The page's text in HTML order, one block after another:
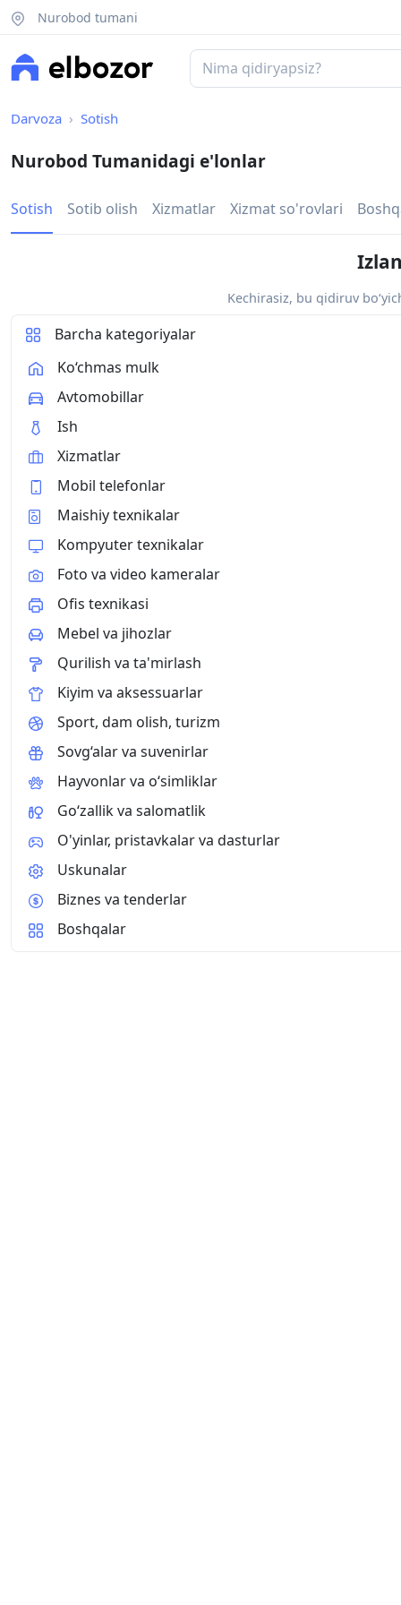
Nurobod tumani
Darvoza Sotish
Nurobod Tumanidagi e'lonlar
Sotish Sotib olish Xizmatlar Xizmat so'rovlari
Kechirasiz, bu qidiruv
Barcha kategoriyalar
Ko‘chmas mulk
Avtomobillar
Ish
Xizmatlar
Mobil telefonlar
Maishiy texnikalar
Kompyuter texnikalar
Foto va video kameralar
Ofis texnikasi
Mebel va jihozlar
Qurilish va ta'mirlash
Kiyim va aksessuarlar
Sport, dam olish, turizm
Sovg‘alar va suvenirlar
Hayvonlar va o‘simliklar
Go‘zallik va salomatlik
O'yinlar, pristavkalar va dasturlar
Uskunalar
Biznes va tenderlar
Boshqalar